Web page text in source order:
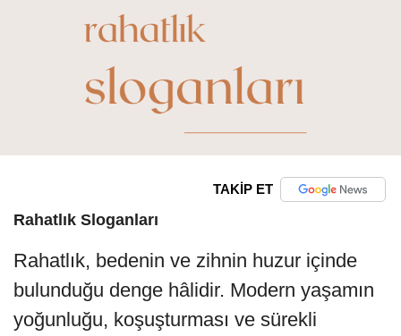
TAKİP ET
Rahatlık Sloganları
Rahatlık, bedenin ve zihnin huzur içinde
bulunduğu denge hâlidir. Modern yaşamın
yoğunluğu, koşuşturması ve sürekli